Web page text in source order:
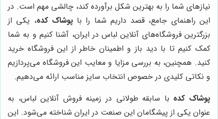
نیازهای شما را به بهترین شکل برآورده کند، چالشی مهم است. در
این راهنمای جامع، قصد داریم شما را باپوشاک کده، یکی از
بزرگترین فروشگاه‌های آنلاین لباس در ایران، آشنا کنیم و به شما
کمک کنیم تا با دید باز و اطمینان خاطر از این فروشگاه خرید
کنید. همچنین، به بررسی مزایا و معایب این فروشگاه می‌پردازیم
و نکاتی کلیدی در خصوص انتخاب سایز مناسب ارائه می‌دهیم.
پوشاک کده با سابقه طولانی در زمینه فروش آنلاین لباس، به
عنوان یکی از پیشگامان این صنعت در ایران شناخته می‌شود. این